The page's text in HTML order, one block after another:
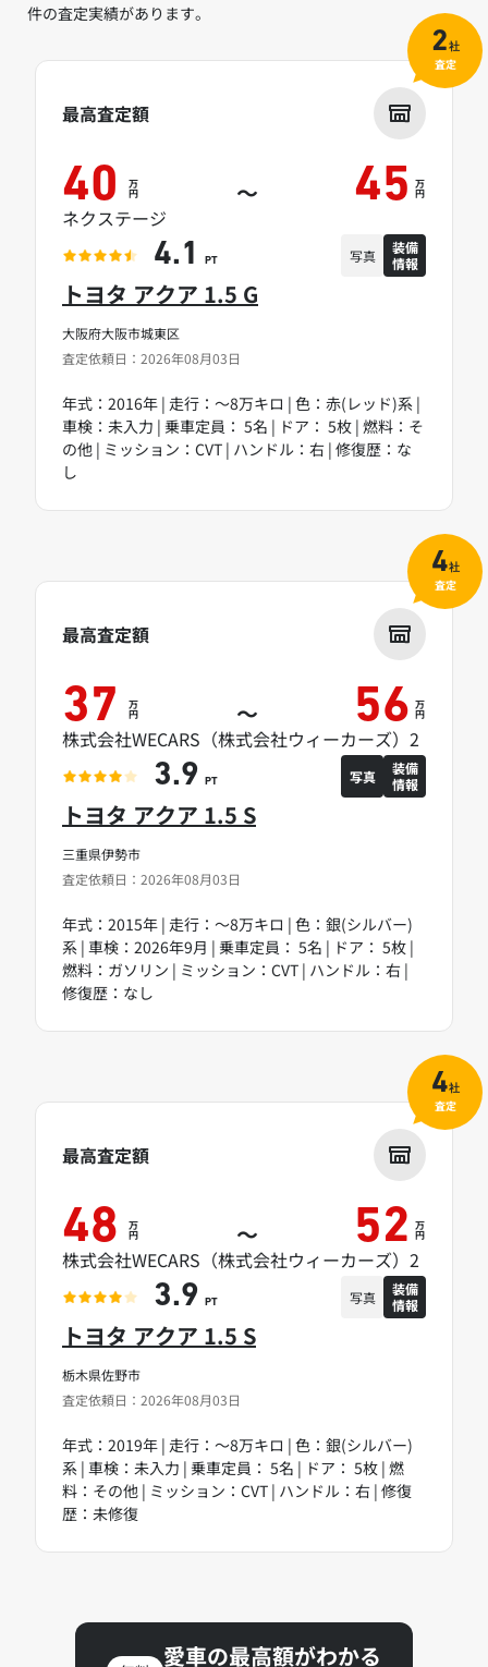
件の査定実績があります。
大阪府大阪市城東区
査定依頼日：2026年08月03日
トヨタ アクア 1.5 G
年式：2016年 | 走行：～8万キロ | 色：赤(レッド)系 |
車検：未入力 | 乗車定員： 5名 | ドア： 5枚 | 燃料：そ
の他 | ミッション：CVT | ハンドル：右 | 修復歴：な
し
最高査定額
40 万
円 ～ 45 万
円
ネクステージ
4.1 PT 写真
装備
情報
2社
査定
三重県伊勢市
査定依頼日：2026年08月03日
トヨタ アクア 1.5 S
年式：2015年 | 走行：～8万キロ | 色：銀(シルバー)
系 | 車検：2026年9月 | 乗車定員： 5名 | ドア： 5枚 |
燃料：ガソリン | ミッション：CVT | ハンドル：右 |
修復歴：なし
最高査定額
37 万
円 ～ 56 万
円
株式会社WECARS（株式会社ウィーカーズ）2
3.9 PT 写真
装備
情報
4社
査定
栃木県佐野市
査定依頼日：2026年08月03日
トヨタ アクア 1.5 S
年式：2019年 | 走行：～8万キロ | 色：銀(シルバー)
系 | 車検：未入力 | 乗車定員： 5名 | ドア： 5枚 | 燃
料：その他 | ミッション：CVT | ハンドル：右 | 修復
歴：未修復
最高査定額
48 万
円 ～ 52 万
円
株式会社WECARS（株式会社ウィーカーズ）2
3.9 PT 写真
装備
情報
4社
査定
愛車の最高額がわかる